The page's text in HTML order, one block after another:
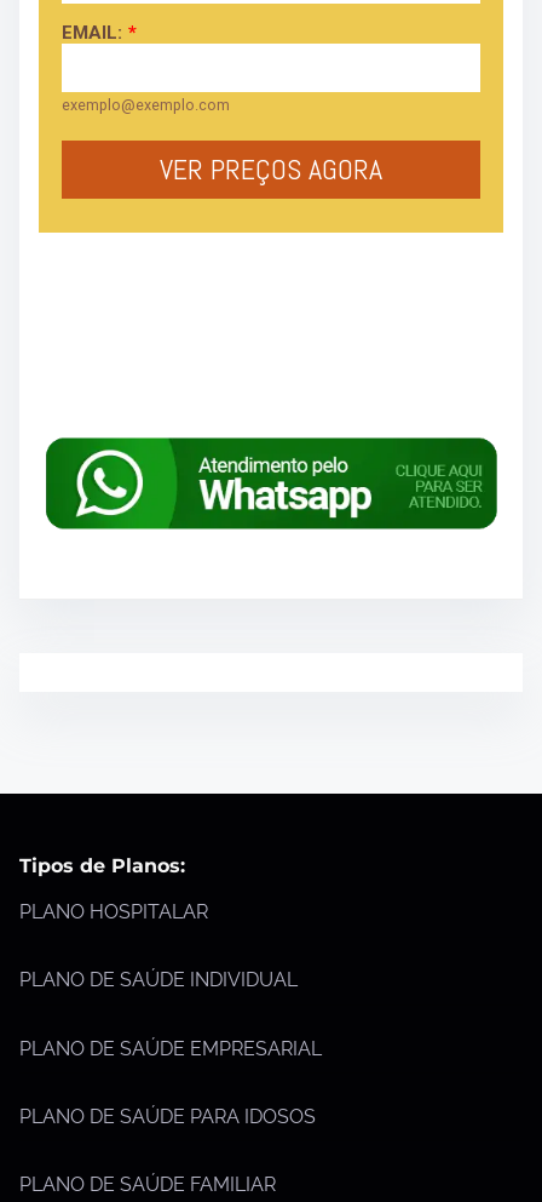
Tipos de Planos:
PLANO HOSPITALAR
PLANO DE SAÚDE INDIVIDUAL
PLANO DE SAÚDE EMPRESARIAL
PLANO DE SAÚDE PARA IDOSOS
PLANO DE SAÚDE FAMILIAR